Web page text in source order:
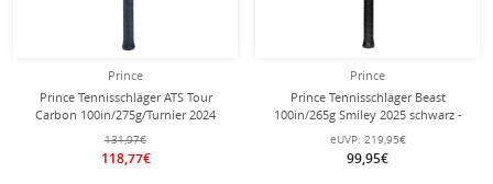
Prince
Prince Tennisschläger ATS Tour
Carbon 100in/275g/Turnier 2024
schwarz - unbesaitet -
131,97€
118,77€
Prince
Prince Tennisschläger Beast
100in/265g Smiley 2025 schwarz -
unbesaitet -
eUVP: 219,95€
99,95€